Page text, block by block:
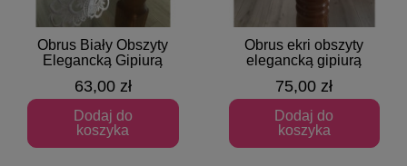
Szybki podgląd
Obrus Biały Obszyty
Elegancką Gipiurą
63,00 zł
Dodaj do
koszyka
Szybki podgląd
Obrus ekri obszyty
elegancką gipiurą
75,00 zł
Dodaj do
koszyka